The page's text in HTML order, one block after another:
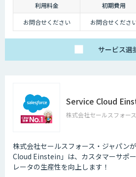
利用料金 初期費用
お問合せください
お問合せくださ
サービス選
Service Cloud
株式会社セールスフォー
株式会社セールスフォース・ジャパン
Cloud Einstein」は、カスタマーサポ
レータの生産性を向上します！